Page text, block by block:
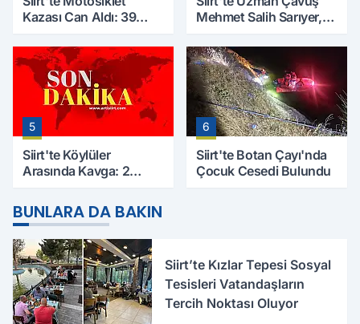
Kazası Can Aldı: 39
Hayatını Kaybetti
Mehmet Salih Sarıyer,
5
Siirt'te Köylüler
Arasında Kavga: 2
Ağır
6
Siirt'te Botan Çayı'nda
Çocuk Cesedi Bulundu
BUNLARA DA BAKIN
Siirt’te Kızlar Tepesi Sosyal
Tesisleri Vatandaşların
Tercih Noktası Oluyor